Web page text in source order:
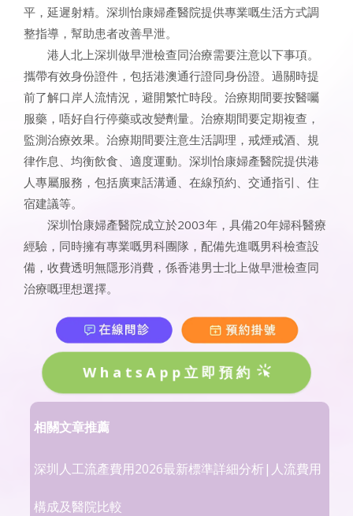
平，延遲射精。深圳怡康婦產醫院提供專業嘅生活方式調
整指導，幫助患者改善早泄。
港人北上深圳做早泄檢查同治療需要注意以下事項。
攜帶有效身份證件，包括港澳通行證同身份證。過關時提
前了解口岸人流情況，避開繁忙時段。治療期間要按醫囑
服藥，唔好自行停藥或改變劑量。治療期間要定期複查，
監測治療效果。治療期間要注意生活調理，戒煙戒酒、規
律作息、均衡飲食、適度運動。深圳怡康婦產醫院提供港
人專屬服務，包括廣東話溝通、在線預約、交通指引、住
宿建議等。
深圳怡康婦產醫院成立於2003年，具備20年婦科醫療
經驗，同時擁有專業嘅男科團隊，配備先進嘅男科檢查設
備，收費透明無隱形消費，係香港男士北上做早泄檢查同
治療嘅理想選擇。
WhatsApp立即預約
相關文章推薦
深圳人工流產費用2026最新標準詳細分析|人流費用
構成及醫院比較